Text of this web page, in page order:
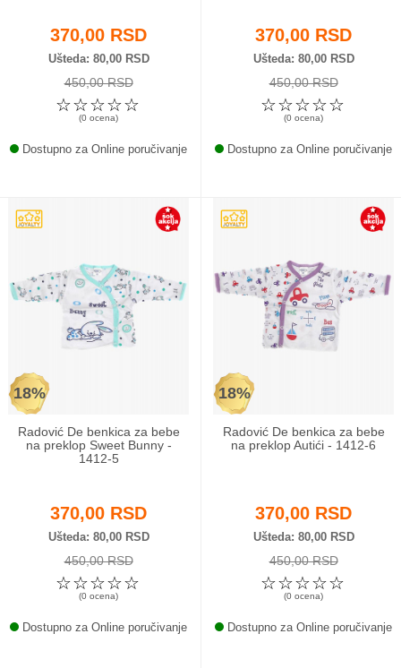
370,00 RSD
Ušteda 80,00 RSD
450,00 RSD
☆
☆
☆
☆
☆
(0 ocena)
Dostupno za Online poručivanje
370,00 RSD
Ušteda 80,00 RSD
450,00 RSD
☆
☆
☆
☆
☆
(0 ocena)
Dostupno za Online poručivanje
18%
Radović De benkica za bebe
na preklop Sweet Bunny -
1412-5
370,00 RSD
Ušteda 80,00 RSD
450,00 RSD
☆
☆
☆
☆
☆
(0 ocena)
Dostupno za Online poručivanje
18%
Radović De benkica za bebe
na preklop Autići - 1412-6
370,00 RSD
Ušteda 80,00 RSD
450,00 RSD
☆
☆
☆
☆
☆
(0 ocena)
Dostupno za Online poručivanje